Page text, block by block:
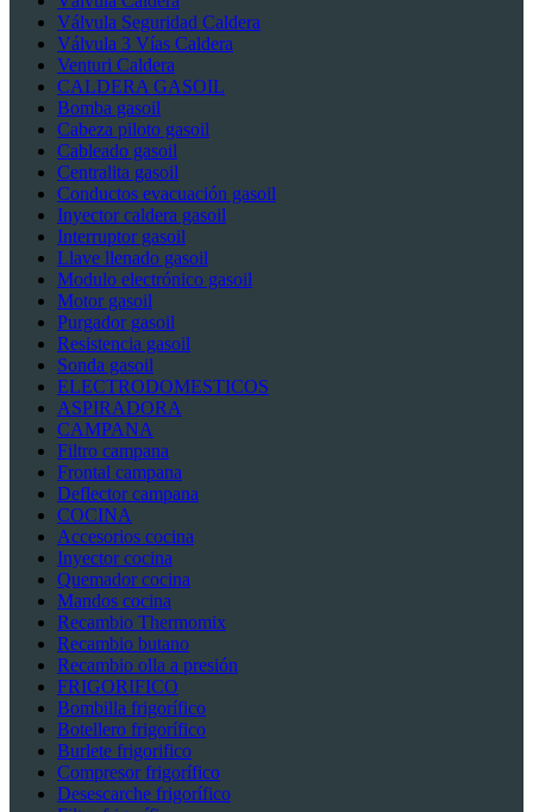
Válvula Seguridad Caldera
Válvula 3 Vías Caldera
Venturi Caldera
CALDERA GASOIL
Bomba gasoil
Cabeza piloto gasoil
Cableado gasoil
Centralita gasoil
Conductos evacuación gasoil
Inyector caldera gasoil
Interruptor gasoil
Llave llenado gasoil
Modulo electrónico gasoil
Motor gasoil
Purgador gasoil
Resistencia gasoil
Sonda gasoil
ELECTRODOMESTICOS
ASPIRADORA
CAMPANA
Filtro campana
Frontal campana
Deflector campana
COCINA
Accesorios cocina
Inyector cocina
Quemador cocina
Mandos cocina
Recambio Thermomix
Recambio butano
Recambio olla a presión
FRIGORIFICO
Bombilla frigorífico
Botellero frigorífico
Burlete frigorifico
Compresor frigorífico
Desescarche frigorífico